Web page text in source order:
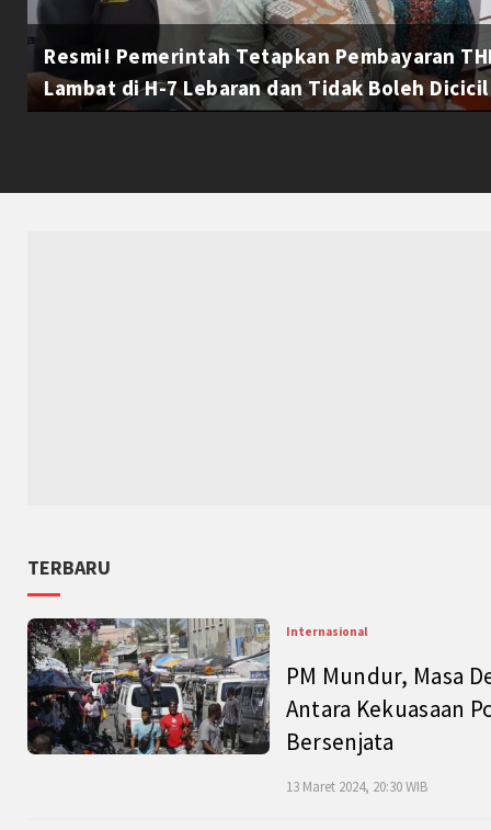
Resmi! Pemerintah Tetapkan Pembayaran
Lambat di H-7 Lebaran dan Tidak Boleh Dicicil
TERBARU
Internasional
PM Mundur, Masa
Antara Kekuasaan
Bersenjata
13 Maret 2024, 20:30 WIB